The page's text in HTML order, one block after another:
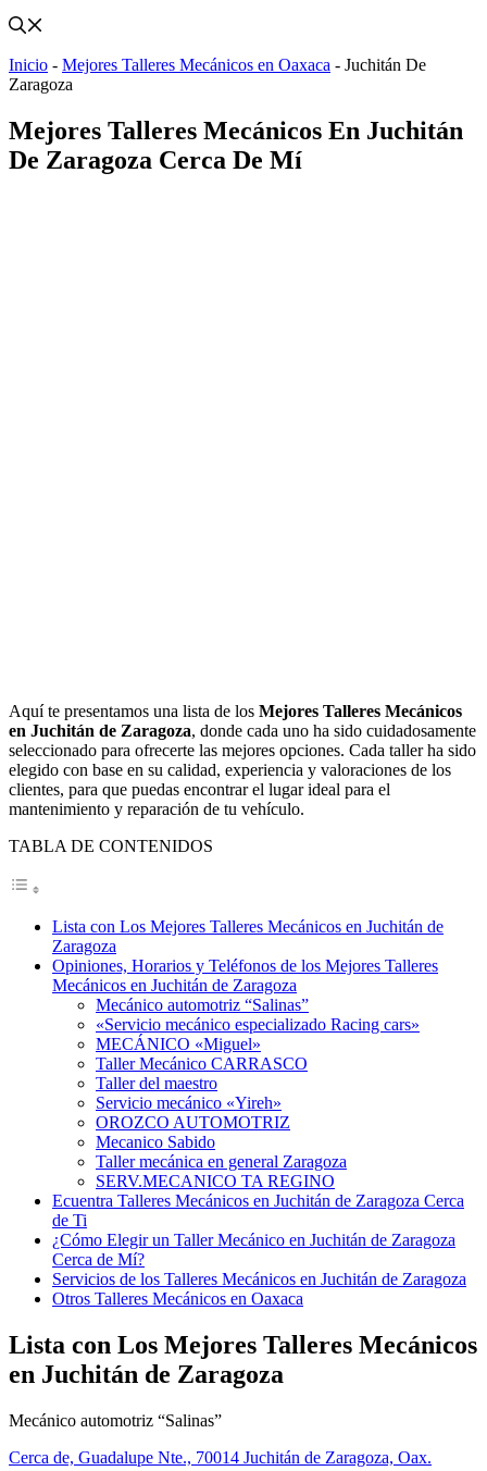
Inicio - Mejores Talleres Mecánicos en Oaxaca - Juchitán De
Zaragoza
Mejores Talleres Mecánicos En Juchitán
De Zaragoza Cerca De Mí
Aquí te presentamos una lista de los Mejores Talleres Mecánicos
en Juchitán de Zaragoza, donde cada uno ha sido cuidadosamente
seleccionado para ofrecerte las mejores opciones. Cada taller ha sido
elegido con base en su calidad, experiencia y valoraciones de los
clientes, para que puedas encontrar el lugar ideal para el
mantenimiento y reparación de tu vehículo.
TABLA DE CONTENIDOS
Lista con Los Mejores Talleres Mecánicos en Juchitán de
Zaragoza
Opiniones, Horarios y Teléfonos de los Mejores Talleres
Mecánicos en Juchitán de Zaragoza
Mecánico automotriz “Salinas”
«Servicio mecánico especializado Racing cars»
MECÁNICO «Miguel»
Taller Mecánico CARRASCO
Taller del maestro
Servicio mecánico «Yireh»
OROZCO AUTOMOTRIZ
Mecanico Sabido
Taller mecánica en general Zaragoza
SERV.MECANICO TA REGINO
Ecuentra Talleres Mecánicos en Juchitán de Zaragoza Cerca
de Ti
¿Cómo Elegir un Taller Mecánico en Juchitán de Zaragoza
Cerca de Mí?
Servicios de los Talleres Mecánicos en Juchitán de Zaragoza
Otros Talleres Mecánicos en Oaxaca
Lista con Los Mejores Talleres Mecánicos
en Juchitán de Zaragoza
Mecánico automotriz “Salinas”
Cerca de, Guadalupe Nte., 70014 Juchitán de Zaragoza, Oax.